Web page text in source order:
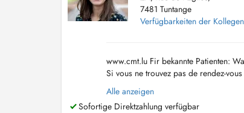
7481 Tuntange
Verfügbarkeiten der Kollegen
www.cmt.lu Fir bekannte Patienten:
Si vous ne trouvez pas de rendez-
Alle anzeigen
Sofortige Direktzahlung verfügbar